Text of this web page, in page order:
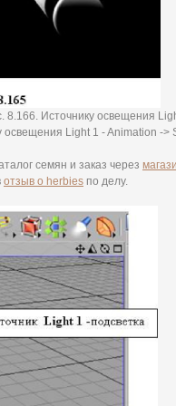
8.166. Источнику освещения
освещения Light 1 - Animation ->
семян и заказ через
отзыв о herbies по делу.